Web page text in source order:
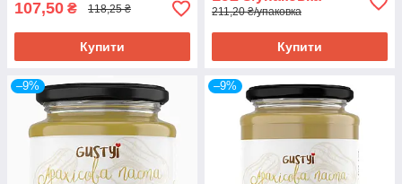
107,50 ₴ 118,25 ₴
Купити
211,20 ₴/упаковка
Купити
–9% –9%